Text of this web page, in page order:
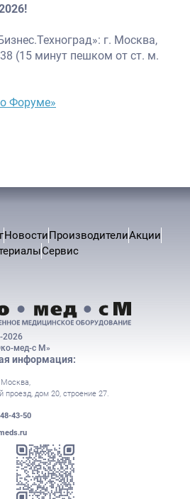
г. Москва,
(15 минут пешком от ст. м.
Форуме»
НовостиПроизводителиАкции
Сервис
2026
мед-с М»
информация:
Москва,
проезд, дом 20, строение 27.
43-50